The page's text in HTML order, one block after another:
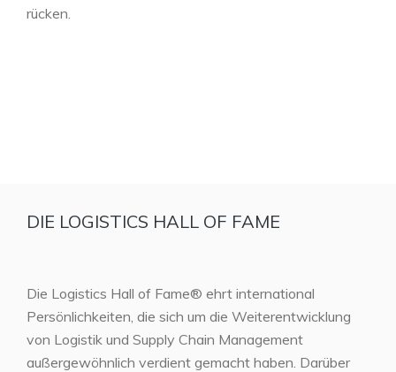
rücken.
DIE LOGISTICS HALL OF FAME
Die Logistics Hall of Fame® ehrt international
Persönlichkeiten, die sich um die Weiterentwicklung
von Logistik und Supply Chain Management
außergewöhnlich verdient gemacht haben. Darüber